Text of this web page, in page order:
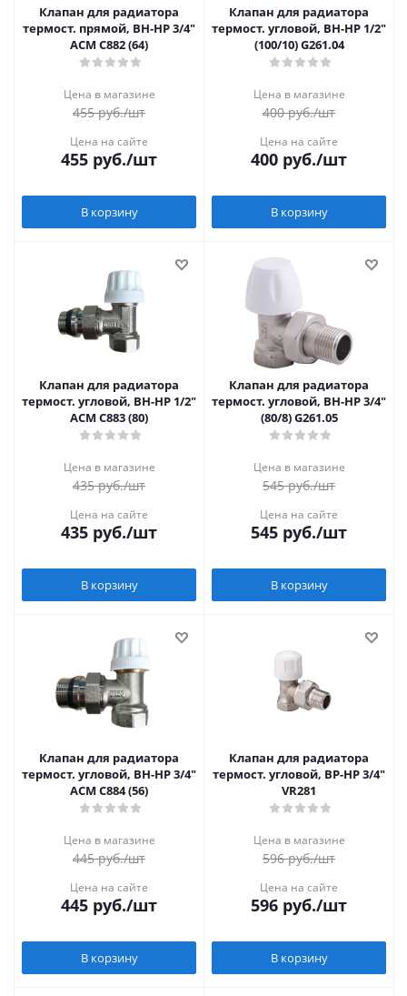
Клапан для радиатора
термост. прямой, ВН-НР 3/4"
АСМ С882 (64)
Цена в магазине
455руб./шт
Цена на сайте
455 руб./шт
В корзину
Клапан для радиатора
термост. угловой, ВН-НР 1/2"
(100/10) G261.04
Цена в магазине
400руб./шт
Цена на сайте
400 руб./шт
В корзину
Клапан для радиатора
термост. угловой, ВН-НР 1/2"
АСМ С883 (80)
Цена в магазине
435руб./шт
Цена на сайте
435 руб./шт
В корзину
Клапан для радиатора
термост. угловой, ВН-НР 3/4"
(80/8) G261.05
Цена в магазине
545руб./шт
Цена на сайте
545 руб./шт
В корзину
Клапан для радиатора
термост. угловой, ВН-НР 3/4"
АСМ С884 (56)
Цена в магазине
445руб./шт
Цена на сайте
445 руб./шт
В корзину
Клапан для радиатора
термост. угловой, ВР-НР 3/4"
VR281
Цена в магазине
596руб./шт
Цена на сайте
596 руб./шт
В корзину